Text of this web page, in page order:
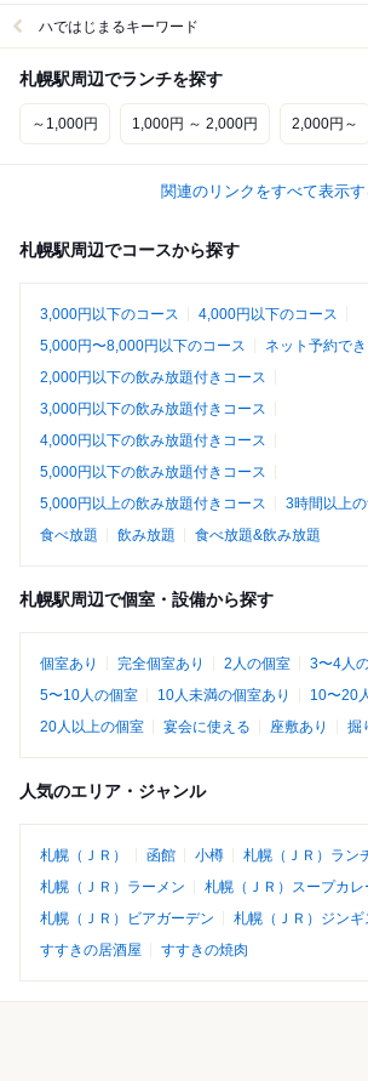
ハではじまるキーワード
札幌駅周辺でランチを探す
～1,000円 1,000円 ～ 2,000円 2,000円～
関連のリンクをすべて表示す
札幌駅周辺でコースから探す
3,000円以下のコース
4,000円以下のコース
5,000円〜8,000円以下のコース
ネット予約で
2,000円以下の飲み放題付きコース
3,000円以下の飲み放題付きコース
4,000円以下の飲み放題付きコース
5,000円以下の飲み放題付きコース
5,000円以上の飲み放題付きコース
3時間以上
食べ放題
飲み放題 食べ放題&飲み放題
札幌駅周辺で個室・設備から探す
個室あり 完全個室あり 2人の個室
3〜4人
5〜10人の個室
10人未満の個室あり
10〜20
20人以上の個室
宴会に使える 座敷あり 掘
人気のエリア・ジャンル
札幌（ＪＲ） 函館 小樽
札幌（ＪＲ）ラン
札幌（ＪＲ）ラーメン
札幌（ＪＲ）スープカレ
札幌（ＪＲ）ビアガーデン
札幌（ＪＲ）ジンギ
すすきの居酒屋
すすきの焼肉